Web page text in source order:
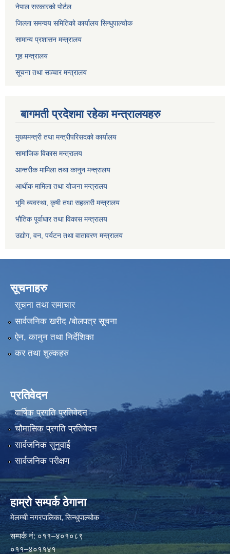
नेपाल सरकारको पोर्टल
जिल्ला समन्वय समितिको कार्यालय सिन्धुपाल्चोक
सामान्य प्रशासन मन्त्रालय
गृह मन्त्रालय
सूचना तथा सञ्चार मन्त्रालय
बागमती प्रदेशमा रहेका मन्त्रालयहरु
मुख्यमन्त्री तथा मन्त्रीपरिसदको कार्यालय
सामाजिक विकास मन्त्रालय
आन्तरीक मामिला तथा कानुन मन्त्रालय
आर्थीक मामिला तथा योजना मन्त्रालय
भूमि व्यवस्था, कृषी तथा सहकारी मन्त्रालय
भौतिक पूर्वाधार तथा विकास मन्त्रालय
उद्योग, वन, पर्यटन तथा वातावरण मन्त्रालय
सूचनाहरु
सूचना तथा समाचार
सार्वजनिक खरीद /बोलपत्र सूचना
ऐन, कानुन तथा निर्देशिका
कर तथा शुल्कहरु
प्रतिवेदन
वार्षिक प्रगति प्रतिवेदन
चौमासिक प्रगति प्रतिवेदन
सार्वजनिक सुनुवाई
सार्वजनिक परीक्षण
हाम्रो सम्पर्क ठेगाना
मेलम्ची नगरपालिका‍, सिन्धुपाल्चोक
सम्पर्क न‌ं: ०११–४०१०८९
०११–४०११४१